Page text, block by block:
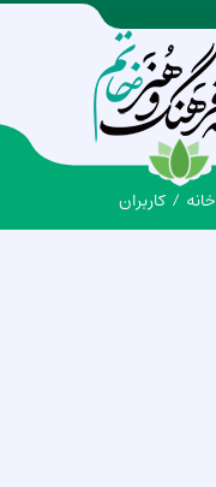
خانه کاربران